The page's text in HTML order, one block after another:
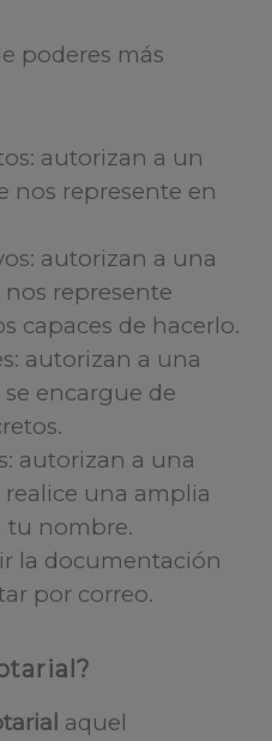
poderes más
autorizan a un
nos represente en
autorizan a una
represente
capaces de hacerlo.
autorizan a una
encargue de
autorizan a una
una amplia
tu nombre.
la documentación
por correo.
aquel